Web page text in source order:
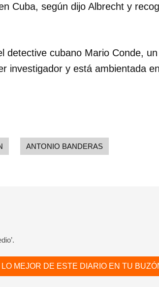
favorito, primero has de iniciar sesión con
INICIAR SESIÓN
Cuba, según dijo Albrecht y
detective cubano Mario Conde,
investigador y está ambientada
ANTONIO BANDERAS
MEJOR DE ESTE DIARIO EN TU